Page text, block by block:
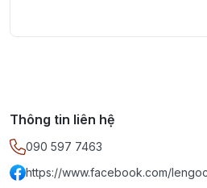
Thông tin liên hệ
090 597 7463
https://www.facebook.com/